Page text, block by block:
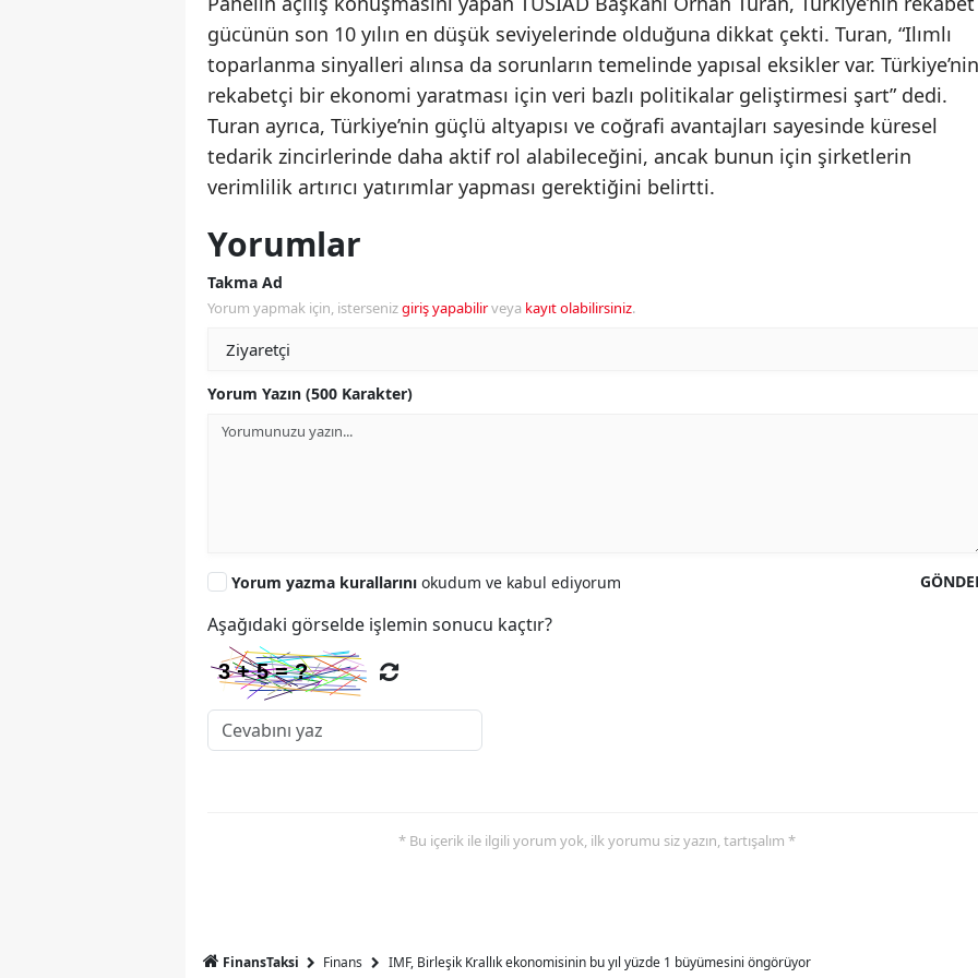
gücünün son 10 yılın en düşük seviyelerinde olduğuna dikkat çekti. Turan, “Ilımlı
toparlanma sinyalleri alınsa da sorunların temelinde yapısal eksikler var. Türkiye’nin
rekabetçi bir ekonomi yaratması için veri bazlı politikalar geliştirmesi şart” dedi.
Turan ayrıca, Türkiye’nin güçlü altyapısı ve coğrafi avantajları sayesinde küresel
tedarik zincirlerinde daha aktif rol alabileceğini, ancak bunun için şirketlerin
verimlilik artırıcı yatırımlar yapması gerektiğini belirtti.
Yorumlar
Takma Ad
Yorum yapmak için, istersenizgiriş yapabilirveya kayıt olabilirsiniz.
Yorum Yazın (500 Karakter)
Yorum yazma kurallarını okudum ve kabul ediyorum
Aşağıdaki görselde işlemin sonucu kaçtır?
* Bu içerik ile ilgili yorum yok, ilk yorumu siz yazın, tartışalım *
FinansTaksi Finans IMF, Birleşik Krallık ekonomisinin bu yıl yüzde 1 büyümesini öngörüyor